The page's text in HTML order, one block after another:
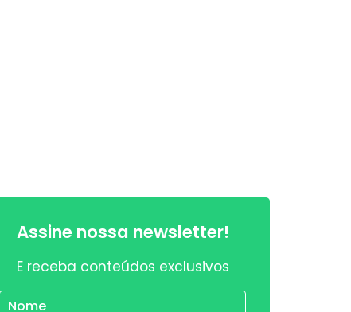
Assine nossa newsletter!
E receba conteúdos exclusivos